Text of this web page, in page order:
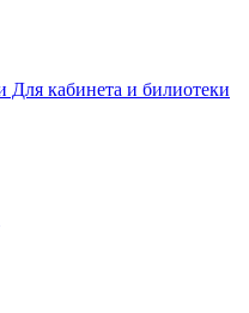
Для кабинета и билиотеки